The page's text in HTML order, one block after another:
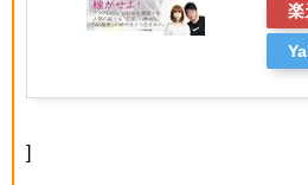
楽
]